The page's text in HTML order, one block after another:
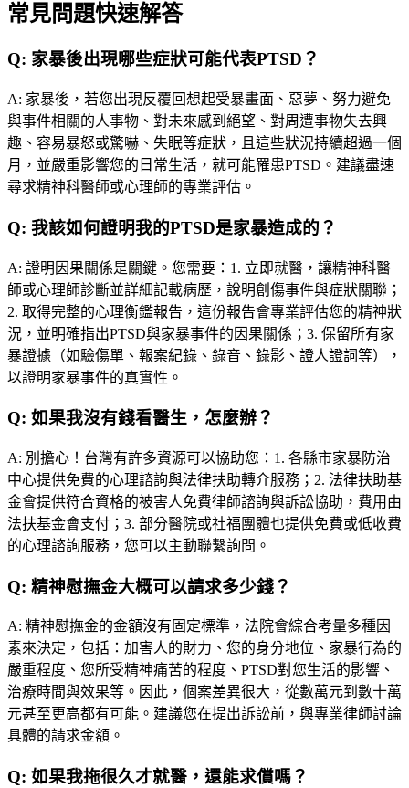
常見問題快速解答
Q: 家暴後出現哪些症狀可能代表PTSD？
A: 家暴後，若您出現反覆回想起受暴畫面、惡夢、努力避免
與事件相關的人事物、對未來感到絕望、對周遭事物失去興
趣、容易暴怒或驚嚇、失眠等症狀，且這些狀況持續超過一個
月，並嚴重影響您的日常生活，就可能罹患PTSD。建議盡速
尋求精神科醫師或心理師的專業評估。
Q: 我該如何證明我的PTSD是家暴造成的？
A: 證明因果關係是關鍵。您需要：1. 立即就醫，讓精神科醫
師或心理師診斷並詳細記載病歷，說明創傷事件與症狀關聯；
2. 取得完整的心理衡鑑報告，這份報告會專業評估您的精神狀
況，並明確指出PTSD與家暴事件的因果關係；3. 保留所有家
暴證據（如驗傷單、報案紀錄、錄音、錄影、證人證詞等），
以證明家暴事件的真實性。
Q: 如果我沒有錢看醫生，怎麼辦？
A: 別擔心！台灣有許多資源可以協助您：1. 各縣市家暴防治
中心提供免費的心理諮詢與法律扶助轉介服務；2. 法律扶助基
金會提供符合資格的被害人免費律師諮詢與訴訟協助，費用由
法扶基金會支付；3. 部分醫院或社福團體也提供免費或低收費
的心理諮詢服務，您可以主動聯繫詢問。
Q: 精神慰撫金大概可以請求多少錢？
A: 精神慰撫金的金額沒有固定標準，法院會綜合考量多種因
素來決定，包括：加害人的財力、您的身分地位、家暴行為的
嚴重程度、您所受精神痛苦的程度、PTSD對您生活的影響、
治療時間與效果等。因此，個案差異很大，從數萬元到數十萬
元甚至更高都有可能。建議您在提出訴訟前，與專業律師討論
具體的請求金額。
Q: 如果我拖很久才就醫，還能求償嗎？